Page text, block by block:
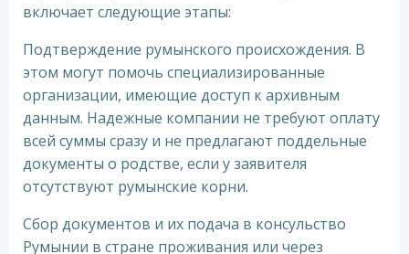
включает следующие этапы:
Подтверждение румынского происхождения. В
этом могут помочь специализированные
организации, имеющие доступ к архивным
данным. Надежные компании не требуют оплату
всей суммы сразу и не предлагают поддельные
документы о родстве, если у заявителя
отсутствуют румынские корни.
Сбор документов и их подача в консульство
Румынии в стране проживания или через